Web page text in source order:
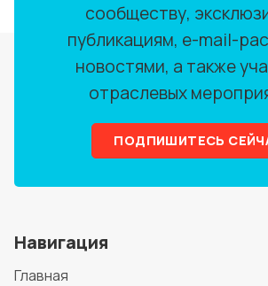
сообществу,
публикациям, e-mail-
новостями, а также
отраслевых
ПОДПИШИТЕСЬ
Навигация
Главная